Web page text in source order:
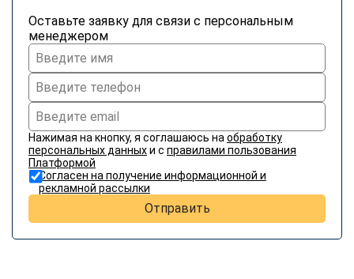
Оставьте заявку для связи с персональным
менеджером
Нажимая на кнопку, я соглашаюсь на обработку
персональных данныхи с правилами пользования
Платформой
Согласен на получение информационной и
рекламной рассылки
Отправить